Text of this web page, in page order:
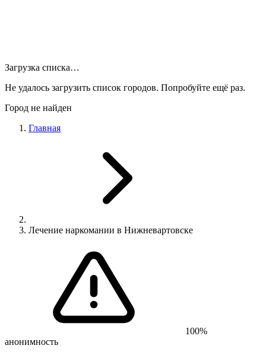
Загрузка списка…
Не удалось загрузить список городов. Попробуйте ещё раз.
Город не найден
Главная
Лечение наркомании в Нижневартовске
100%
анонимность